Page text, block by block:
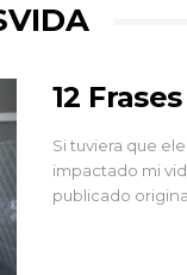
12
Si tuviera que
impactado mi
publicado